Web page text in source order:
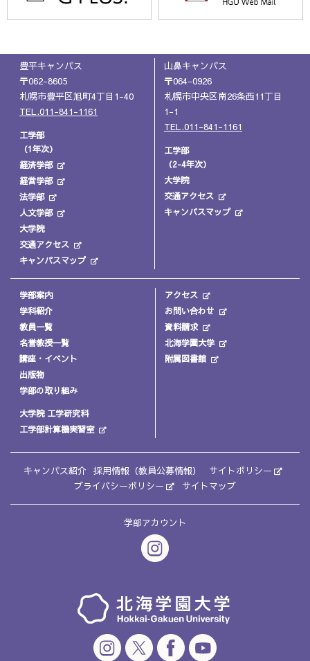
豊平キャンパス
〒062-8605
札幌市豊平区旭町4丁目1-40
TEL.011-841-1161
工学部
（1年次）
経済学部
経営学部
法学部
人文学部
大学院
交通アクセス
キャンパスマップ
山鼻キャンパス
〒064-0926
札幌市中央区南26条西11丁目
1-1
TEL.011-841-1161
工学部
（2-4年次）
大学院
交通アクセス
キャンパスマップ
学部案内
学科紹介
教員一覧
名誉教授一覧
講座・イベント
出版物
学部の取り組み
大学院 工学研究科
工学部計算機実習室
アクセス
お問い合わせ
資料請求
北海学園大学
附属図書館
キャンパス紹介 採用情報（教員公募情報）
サイトポリシー
プライバシーポリシー
サイトマップ
学部アカウント